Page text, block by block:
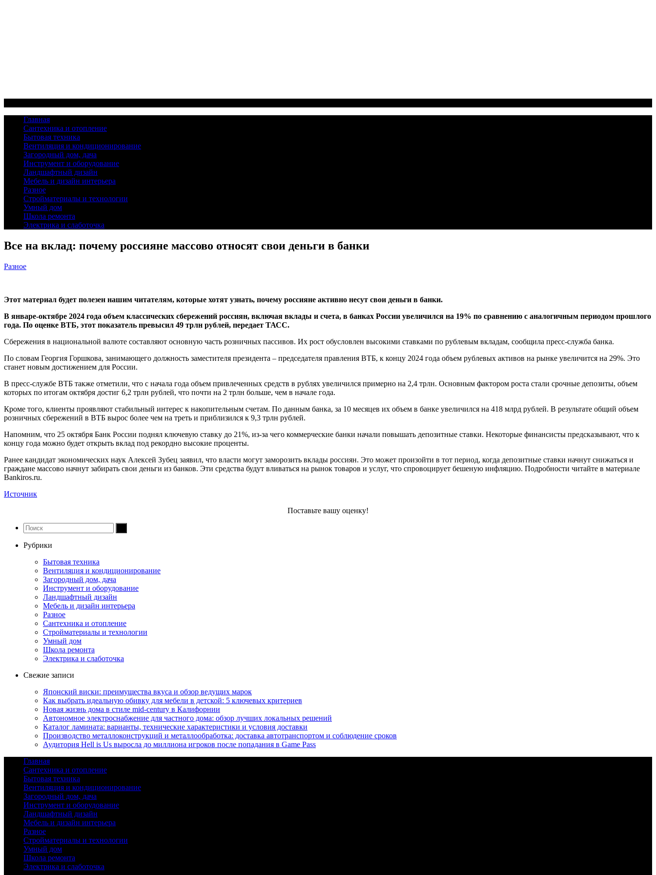
Главная
Сантехника и отопление
Бытовая техника
Вентиляция и кондиционирование
Загородный дом, дача
Инструмент и оборудование
Ландшафтный дизайн
Мебель и дизайн интерьера
Разное
Стройматериалы и технологии
Умный дом
Школа ремонта
Электрика и слаботочка
Все на вклад: почему россияне массово относят свои деньги в банки
Разное
Этот материал будет полезен нашим читателям, которые хотят узнать, почему россияне активно несут свои деньги в банки.
В январе-октябре 2024 года объем классических сбережений россиян, включая вклады и счета, в банках России увеличился на 19% по сравнению с аналогичным периодом прошлого
года. По оценке ВТБ, этот показатель превысил 49 трлн рублей, передает ТАСС.
Сбережения в национальной валюте составляют основную часть розничных пассивов. Их рост обусловлен высокими ставками по рублевым вкладам, сообщила пресс-служба банка.
По словам Георгия Горшкова, занимающего должность заместителя президента – председателя правления ВТБ, к концу 2024 года объем рублевых активов на рынке увеличится на 29%. Это
станет новым достижением для России.
В пресс-службе ВТБ также отметили, что с начала года объем привлеченных средств в рублях увеличился примерно на 2,4 трлн. Основным фактором роста стали срочные депозиты, объем
которых по итогам октября достиг 6,2 трлн рублей, что почти на 2 трлн больше, чем в начале года.
Кроме того, клиенты проявляют стабильный интерес к накопительным счетам. По данным банка, за 10 месяцев их объем в банке увеличился на 418 млрд рублей. В результате общий объем
розничных сбережений в ВТБ вырос более чем на треть и приблизился к 9,3 трлн рублей.
Напомним, что 25 октября Банк России поднял ключевую ставку до 21%, из-за чего коммерческие банки начали повышать депозитные ставки. Некоторые финансисты предсказывают, что к
концу года можно будет открыть вклад под рекордно высокие проценты.
Ранее кандидат экономических наук Алексей Зубец заявил, что власти могут заморозить вклады россиян. Это может произойти в тот период, когда депозитные ставки начнут снижаться и
граждане массово начнут забирать свои деньги из банков. Эти средства будут вливаться на рынок товаров и услуг, что спровоцирует бешеную инфляцию. Подробности читайте в материале
Bankiros.ru.
Источник
Поставьте вашу оценку!
Рубрики
Бытовая техника
Вентиляция и кондиционирование
Загородный дом, дача
Инструмент и оборудование
Ландшафтный дизайн
Мебель и дизайн интерьера
Разное
Сантехника и отопление
Стройматериалы и технологии
Умный дом
Школа ремонта
Электрика и слаботочка
Свежие записи
Японский виски: преимущества вкуса и обзор ведущих марок
Как выбрать идеальную обивку для мебели в детской: 5 ключевых критериев
Новая жизнь дома в стиле mid-century в Калифорнии
Автономное электроснабжение для частного дома: обзор лучших локальных решений
Каталог ламината: варианты, технические характеристики и условия доставки
Производство металлоконструкций и металлообработка: доставка автотранспортом и соблюдение сроков
Аудитория Hell is Us выросла до миллиона игроков после попадания в Game Pass
Главная
Сантехника и отопление
Бытовая техника
Вентиляция и кондиционирование
Загородный дом, дача
Инструмент и оборудование
Ландшафтный дизайн
Мебель и дизайн интерьера
Разное
Стройматериалы и технологии
Умный дом
Школа ремонта
Электрика и слаботочка